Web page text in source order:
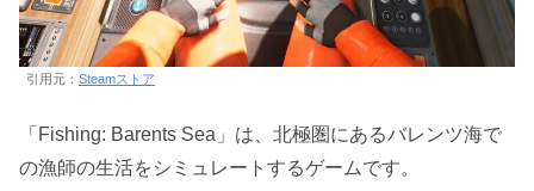
引用元： Steamストア
「Fishing: Barents Sea」は、北極圏にあるバレンツ海で
の漁師の生活をシミュレートするゲームです。